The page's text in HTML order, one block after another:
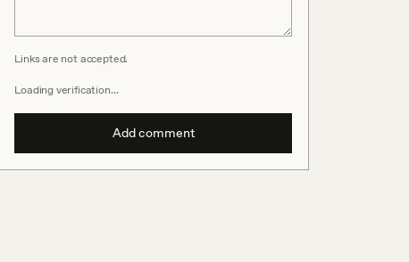
Links are not accepted.
Loading verification…
Add comment